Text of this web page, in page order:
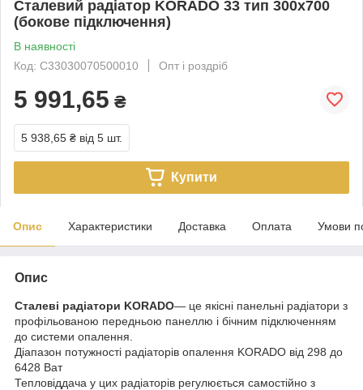
Сталевий радіатор KORADO 33 тип 300х700
(бокове підключення)
В наявності
Код: C33030070500010
Опт і роздріб
5 991,65 ₴
5 938,65 ₴ від 5 шт.
Купити
Опис Характеристики Доставка Оплата Умови
Опис
Сталеві радіатори KORADO— це якісні панельні радіатори з
профільованою передньою панеллю і бічним підключенням
до системи опалення.
Діапазон потужності радіаторів опалення KORADO від 298 до
6428 Ват
Тепловіддача у цих радіаторів регулюється самостійно з